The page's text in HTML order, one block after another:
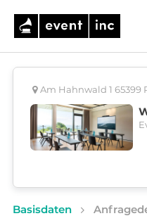
Am Hahnwald 1 65399
Basisdaten